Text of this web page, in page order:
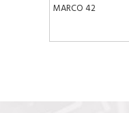
MARCO 42